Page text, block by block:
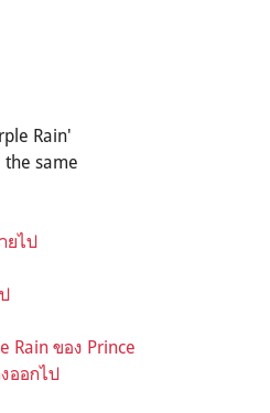
Rain'
same
ยไป
Rain ของ Prince
ออกไป